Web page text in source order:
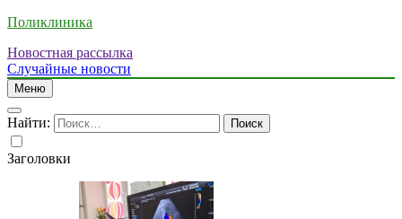
Поликлиника
Новостная рассылка
Случайные новости
Меню
Найти:
Заголовки